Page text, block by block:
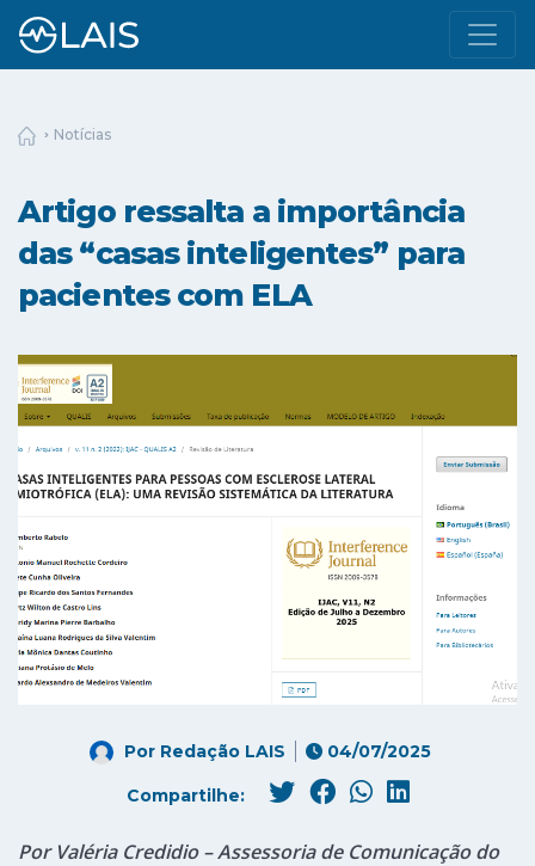
Notícias
Artigo ressalta a importância
das “casas inteligentes” para
pacientes com ELA
Por Redação LAIS 04/07/2025
Compartilhe:
Por Valéria Credidio – Assessoria de Comunicação do